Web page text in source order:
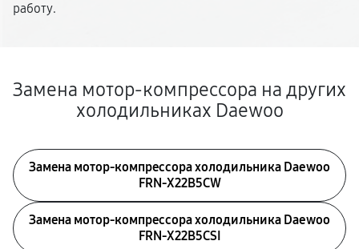
работу.
Замена мотор-компрессора на других
холодильниках Daewoo
Замена мотор-компрессора холодильника Daewoo
FRN-X22B5CW
Замена мотор-компрессора холодильника Daewoo
FRN-X22B5CSI